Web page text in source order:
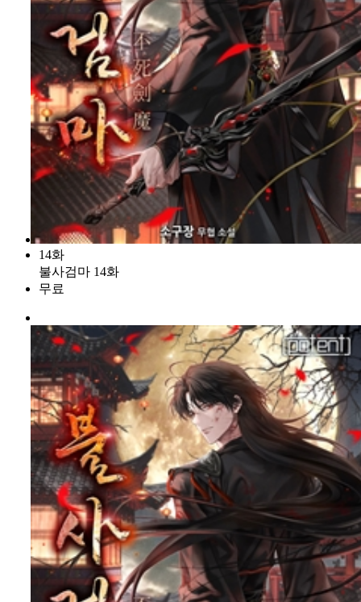
14화
불사검마 14화
무료